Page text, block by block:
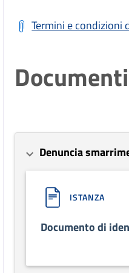
Termini e condizioni
Documenti
Denuncia
ISTANZA
Documento di